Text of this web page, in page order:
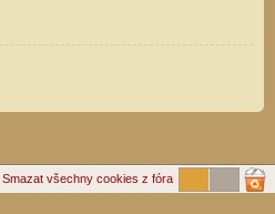
Smazat všechny cookies z fóra